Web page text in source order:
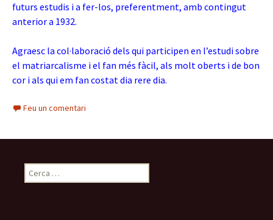
futurs estudis i a fer-los, preferentment, amb contingut
anterior a 1932.
Agraesc la col·laboració dels qui participen en l’estudi sobre
el matriarcalisme i el fan més fàcil, als molt oberts i de bon
cor i als qui em fan costat dia rere dia.
Feu un comentari
Cerca: